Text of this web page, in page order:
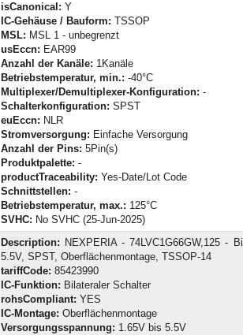
isCanonical: Y
IC-Gehäuse / Bauform: TSSOP
MSL: MSL 1 - unbegrenzt
usEccn: EAR99
Anzahl der Kanäle: 1Kanäle
Betriebstemperatur, min.: -40°C
Multiplexer/Demultiplexer-Konfiguration: -
Schalterkonfiguration: SPST
euEccn: NLR
Stromversorgung: Einfache Versorgung
Anzahl der Pins: 5Pin(s)
Produktpalette: -
productTraceability: Yes-Date/Lot Code
Schnittstellen: -
Betriebstemperatur, max.: 125°C
SVHC: No SVHC (25-Jun-2025)
Description: NEXPERIA - 74LVC1G66GW,125 -
5.5V, SPST, Oberflächenmontage, TSSOP-14
tariffCode: 85423990
IC-Funktion: Bilateraler Schalter
rohsCompliant: YES
IC-Montage: Oberflächenmontage
Versorgungsspannung: 1.65V bis 5.5V